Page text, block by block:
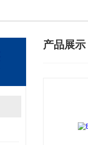
产品展示